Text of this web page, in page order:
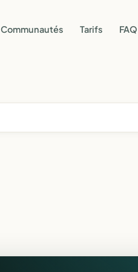
Communautés Tarifs FAQ